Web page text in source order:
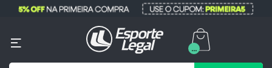
...